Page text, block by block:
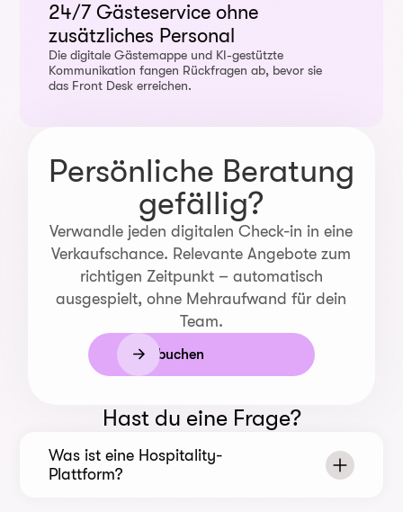
24/7 Gästeservice ohne
zusätzliches Personal
Die digitale Gästemappe und KI-gestützte
Kommunikation fangen Rückfragen ab, bevor sie
das Front Desk erreichen.
Persönliche Beratung
gefällig?
Verwandle jeden digitalen Check-in in eine
Verkaufschance. Relevante Angebote zum
richtigen Zeitpunkt – automatisch
ausgespielt, ohne Mehraufwand für dein
Team.
Demo buchen
Hast du eine Frage?
Was ist eine Hospitality-
Plattform?